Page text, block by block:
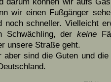
wir einen Fußgänger
noch schneller. Vielleicht
Schwächling, derkeine
unsere Straße geht.
aber sind die Guten und